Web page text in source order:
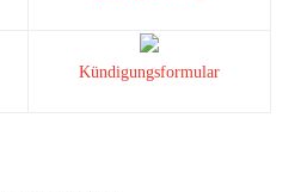
Kündigungsformular